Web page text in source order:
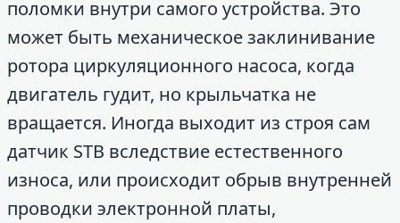
поломки внутри самого устройства. Это
может быть механическое заклинивание
ротора циркуляционного насоса, когда
двигатель гудит, но крыльчатка не
вращается. Иногда выходит из строя сам
датчик STB вследствие естественного
износа, или происходит обрыв внутренней
проводки электронной платы,